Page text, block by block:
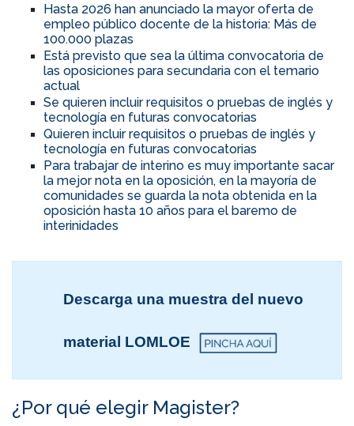
Hasta 2026 han anunciado la mayor oferta de
empleo público docente de la historia: Más de
100.000 plazas
Está previsto que sea la última convocatoria de
las oposiciones para secundaria con el temario
actual
Se quieren incluir requisitos o pruebas de inglés y
tecnología en futuras convocatorias
Quieren incluir requisitos o pruebas de inglés y
tecnología en futuras convocatorias
Para trabajar de interino es muy importante sacar
la mejor nota en la oposición, en la mayoría de
comunidades se guarda la nota obtenida en la
oposición hasta 10 años para el baremo de
interinidades
Descarga una muestra del nuevo
material LOMLOE
¿Por qué elegir Magister?